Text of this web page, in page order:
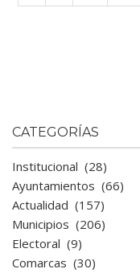
CATEGORÍAS
Institucional (28)
Ayuntamientos (66)
Actualidad (157)
Municipios (206)
Electoral (9)
Comarcas (30)